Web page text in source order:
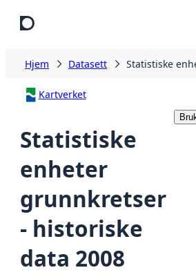
Hjem Datasett Statistiske
Kartverket
Statistiske
enheter
grunnkretser
- historiske
data 2008